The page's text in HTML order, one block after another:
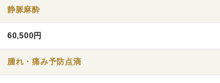
静脈麻酔
60,500円
腫れ・痛み予防点滴